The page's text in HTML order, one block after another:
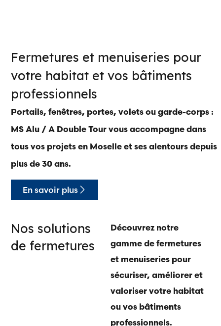
Fermetures et menuiseries pour
votre habitat et vos bâtiments
professionnels
Portails, fenêtres, portes, volets ou garde-corps :
MS Alu / A Double Tour vous accompagne dans
tous vos projets en Moselle et ses alentours depuis
plus de 30 ans.
En savoir plus
Nos solutions
de fermetures
Découvrez notre
gamme de fermetures
et menuiseries pour
sécuriser, améliorer et
valoriser votre habitat
ou vos bâtiments
professionnels.